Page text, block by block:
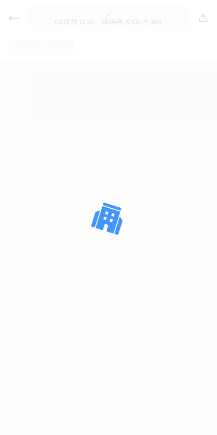
렌트카 - 충북 렌터카 가격비교, 최저
가 보장 1위 카모아
08.13(목) 10:00 ~ 08.14(금) 10:00 | 만 30세